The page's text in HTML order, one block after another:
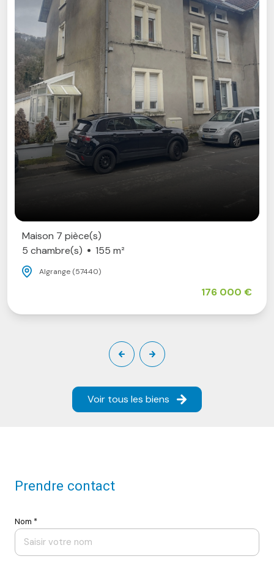
Maison 7 pièce(s)
5 chambre(s)
155 m²
Algrange (57440)
176 000 €
Voir tous les biens
Prendre contact
Nom *